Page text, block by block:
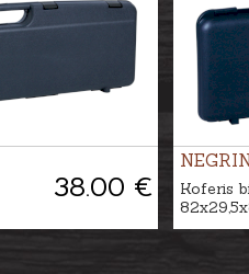
38.00 €
Koferis